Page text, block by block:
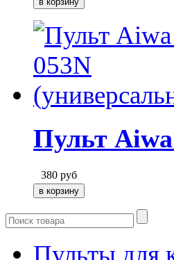
Пульт
380 руб
Пульты для